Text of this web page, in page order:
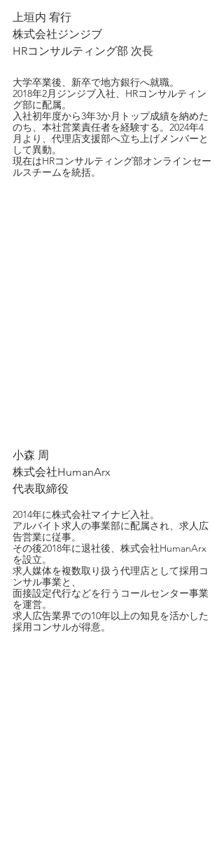
上垣内 宥行
株式会社ジンジブ
HRコンサルティング部 次長
大学卒業後、新卒で地方銀行へ就職。
2018年2月ジンジブ入社、HRコンサルティン
グ部に配属。
入社初年度から3年3か月トップ成績を納めた
のち、本社営業責任者を経験する。2024年4
月より、代理店支援部へ立ち上げメンバーと
して異動。
現在はHRコンサルティング部オンラインセー
ルスチームを統括。
小森 周
株式会社HumanArx
代表取締役
2014年に株式会社マイナビ入社。
アルバイト求人の事業部に配属され、求人広
告営業に従事。
その後2018年に退社後、株式会社HumanArx
を設立。
求人媒体を複数取り扱う代理店として採用コ
ンサル事業と、
面接設定代行などを行うコールセンター事業
を運営。
求人広告業界での10年以上の知見を活かした
採用コンサルが得意。